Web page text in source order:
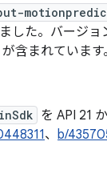
した。バージ
が含まれています。
を API 21
、 b/